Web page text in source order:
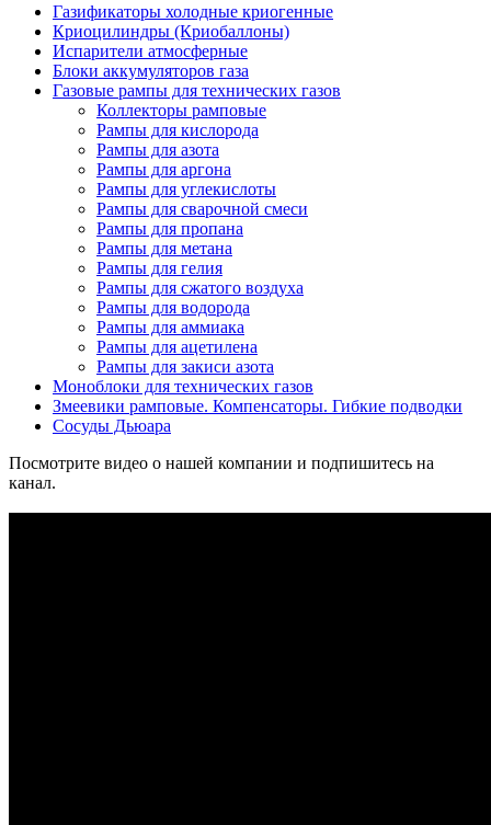
Газификаторы холодные криогенные
Криоцилиндры (Криобаллоны)
Испарители атмосферные
Блоки аккумуляторов газа
Газовые рампы для технических газов
Коллекторы рамповые
Рампы для кислорода
Рампы для азота
Рампы для аргона
Рампы для углекислоты
Рампы для сварочной смеси
Рампы для пропана
Рампы для метана
Рампы для гелия
Рампы для сжатого воздуха
Рампы для водорода
Рампы для аммиака
Рампы для ацетилена
Рампы для закиси азота
Моноблоки для технических газов
Змеевики рамповые. Компенсаторы. Гибкие подводки
Сосуды Дьюара
Посмотрите видео о нашей компании и подпишитесь на
канал.